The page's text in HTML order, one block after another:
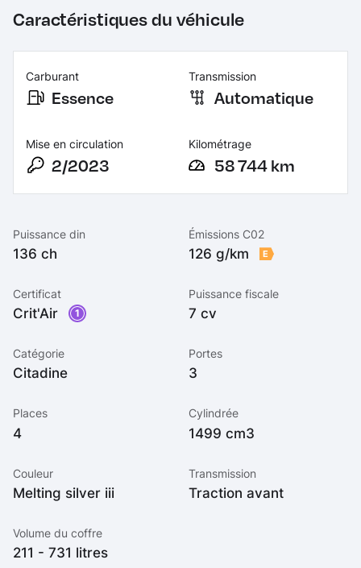
Caractéristiques du véhicule
Carburant
Essence
Transmission
Automatique
Mise en circulation
2/2023
Kilométrage
58 744 km
Puissance din
136 ch
Émissions C02
126 g/km E
Certificat
Crit'Air 1
Puissance fiscale
7 cv
Catégorie
Citadine
Portes
3
Places
4
Cylindrée
1499 cm3
Couleur
Melting silver iii
Transmission
Traction avant
Volume du coffre
211 - 731 litres